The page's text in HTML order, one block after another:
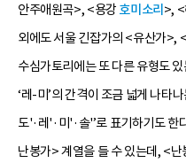
안주애원곡>, <용강 호미소리 >,
외에도 서울 긴잡가의 <유산가>,
수심가토리에는 또 다른 유형도
‘레-미’의 간격이 조금 넓게 나타
도'·레'·미'·솔'’로 표기하기도 한
난봉가> 계열을 들 수 있는데, <